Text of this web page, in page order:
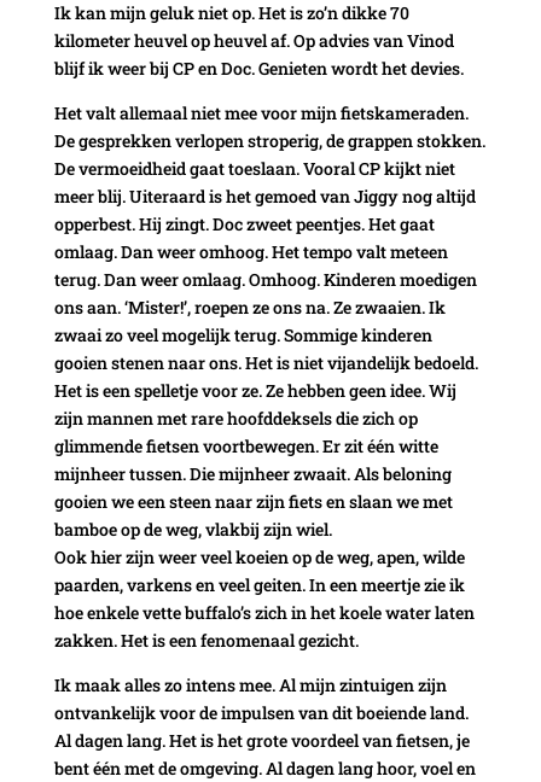
Ik kan mijn geluk niet op. Het is zo’n dikke 70
kilometer heuvel op heuvel af. Op advies van Vinod
blijf ik weer bij CP en Doc. Genieten wordt het devies.
Het valt allemaal niet mee voor mijn fietskameraden.
De gesprekken verlopen stroperig, de grappen stokken.
De vermoeidheid gaat toeslaan. Vooral CP kijkt niet
meer blij. Uiteraard is het gemoed van Jiggy nog altijd
opperbest. Hij zingt. Doc zweet peentjes. Het gaat
omlaag. Dan weer omhoog. Het tempo valt meteen
terug. Dan weer omlaag. Omhoog. Kinderen moedigen
ons aan. ‘Mister!’, roepen ze ons na. Ze zwaaien. Ik
zwaai zo veel mogelijk terug. Sommige kinderen
gooien stenen naar ons. Het is niet vijandelijk bedoeld.
Het is een spelletje voor ze. Ze hebben geen idee. Wij
zijn mannen met rare hoofddeksels die zich op
glimmende fietsen voortbewegen. Er zit één witte
mijnheer tussen. Die mijnheer zwaait. Als beloning
gooien we een steen naar zijn fiets en slaan we met
bamboe op de weg, vlakbij zijn wiel.
Ook hier zijn weer veel koeien op de weg, apen, wilde
paarden, varkens en veel geiten. In een meertje zie ik
hoe enkele vette buffalo’s zich in het koele water laten
zakken. Het is een fenomenaal gezicht.
Ik maak alles zo intens mee. Al mijn zintuigen zijn
ontvankelijk voor de impulsen van dit boeiende land.
Al dagen lang. Het is het grote voordeel van fietsen, je
bent één met de omgeving. Al dagen lang hoor, voel en